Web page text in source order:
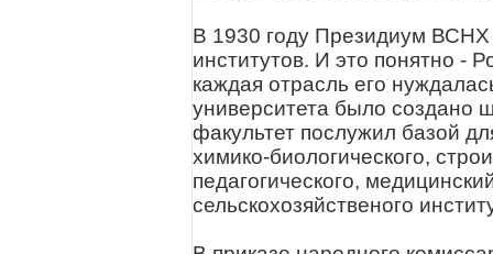
В 1930 году Президиум
институтов. И это понятно -
каждая отрасль его
университета было создано
факультет послужил базой
химико-биологического,
педагогического,
сельскохозяйственого